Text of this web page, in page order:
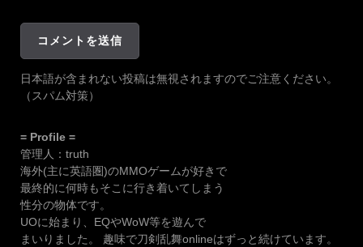
日本語が含まれない投稿は無視されますのでご注意ください。
（スパム対策）
= Profile =
管理人：truth
海外(主に英語圏)のMMOゲームが好きで
最終的に何時もそこに行き着いてしまう
性分の物体です。
UOに始まり、EQやWoW等を遊んで
まいりました。 趣味で刀剣乱舞onlineはずっと続けています。